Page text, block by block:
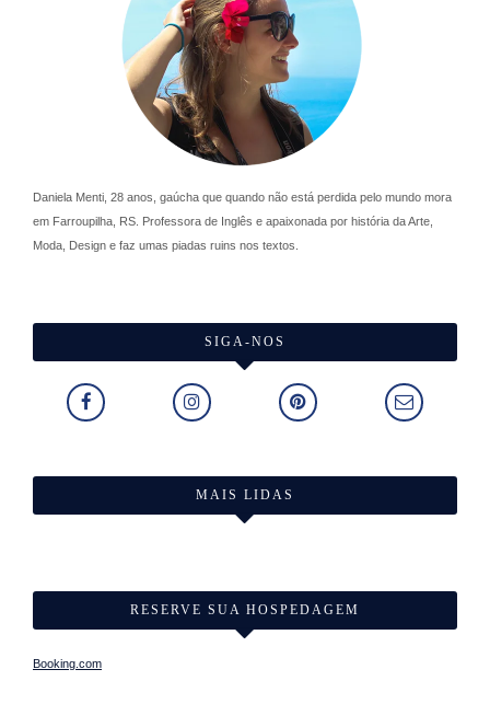
Daniela Menti, 28 anos, gaúcha que quando não está perdida pelo mundo mora
em Farroupilha, RS. Professora de Inglês e apaixonada por história da Arte,
Moda, Design e faz umas piadas ruins nos textos.
SIGA-NOS
MAIS LIDAS
RESERVE SUA HOSPEDAGEM
Booking.com